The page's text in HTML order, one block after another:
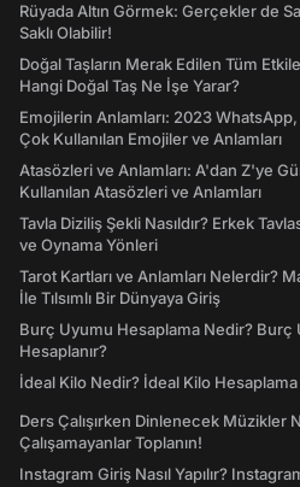
Rüyada Altın Görmek: Gerçekler de
Saklı Olabilir!
Doğal Taşların Merak Edilen Tüm
Hangi Doğal Taş Ne İşe Yarar?
Emojilerin Anlamları: 2023
Çok Kullanılan Emojiler ve Anlamları
Atasözleri ve Anlamları: A'dan Z'ye
Kullanılan Atasözleri ve Anlamları
Tavla Diziliş Şekli Nasıldır? Erkek
ve Oynama Yönleri
Tarot Kartları ve Anlamları Nelerdir?
İle Tılsımlı Bir Dünyaya Giriş
Burç Uyumu Hesaplama Nedir? Burç
Hesaplanır?
İdeal Kilo Nedir? İdeal Kilo Hesaplama
Ders Çalışırken Dinlenecek Müzikler
Çalışamayanlar Toplanın!
Instagram Giriş Nasıl Yapılır?